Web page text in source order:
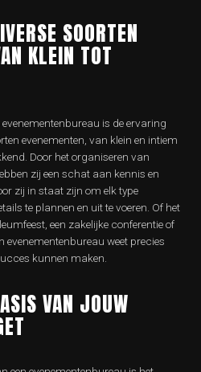
SOORTEN
KLEIN TOT
is de ervaring
evenementen, van klein en intiem
Door het organiseren van
zij een schat aan kennis en
zij in staat zijn om elk type
te plannen en uit te voeren. Of het
een zakelijke conferentie of
evenementenbureau weet precies
kunnen maken.
VAN JOUW